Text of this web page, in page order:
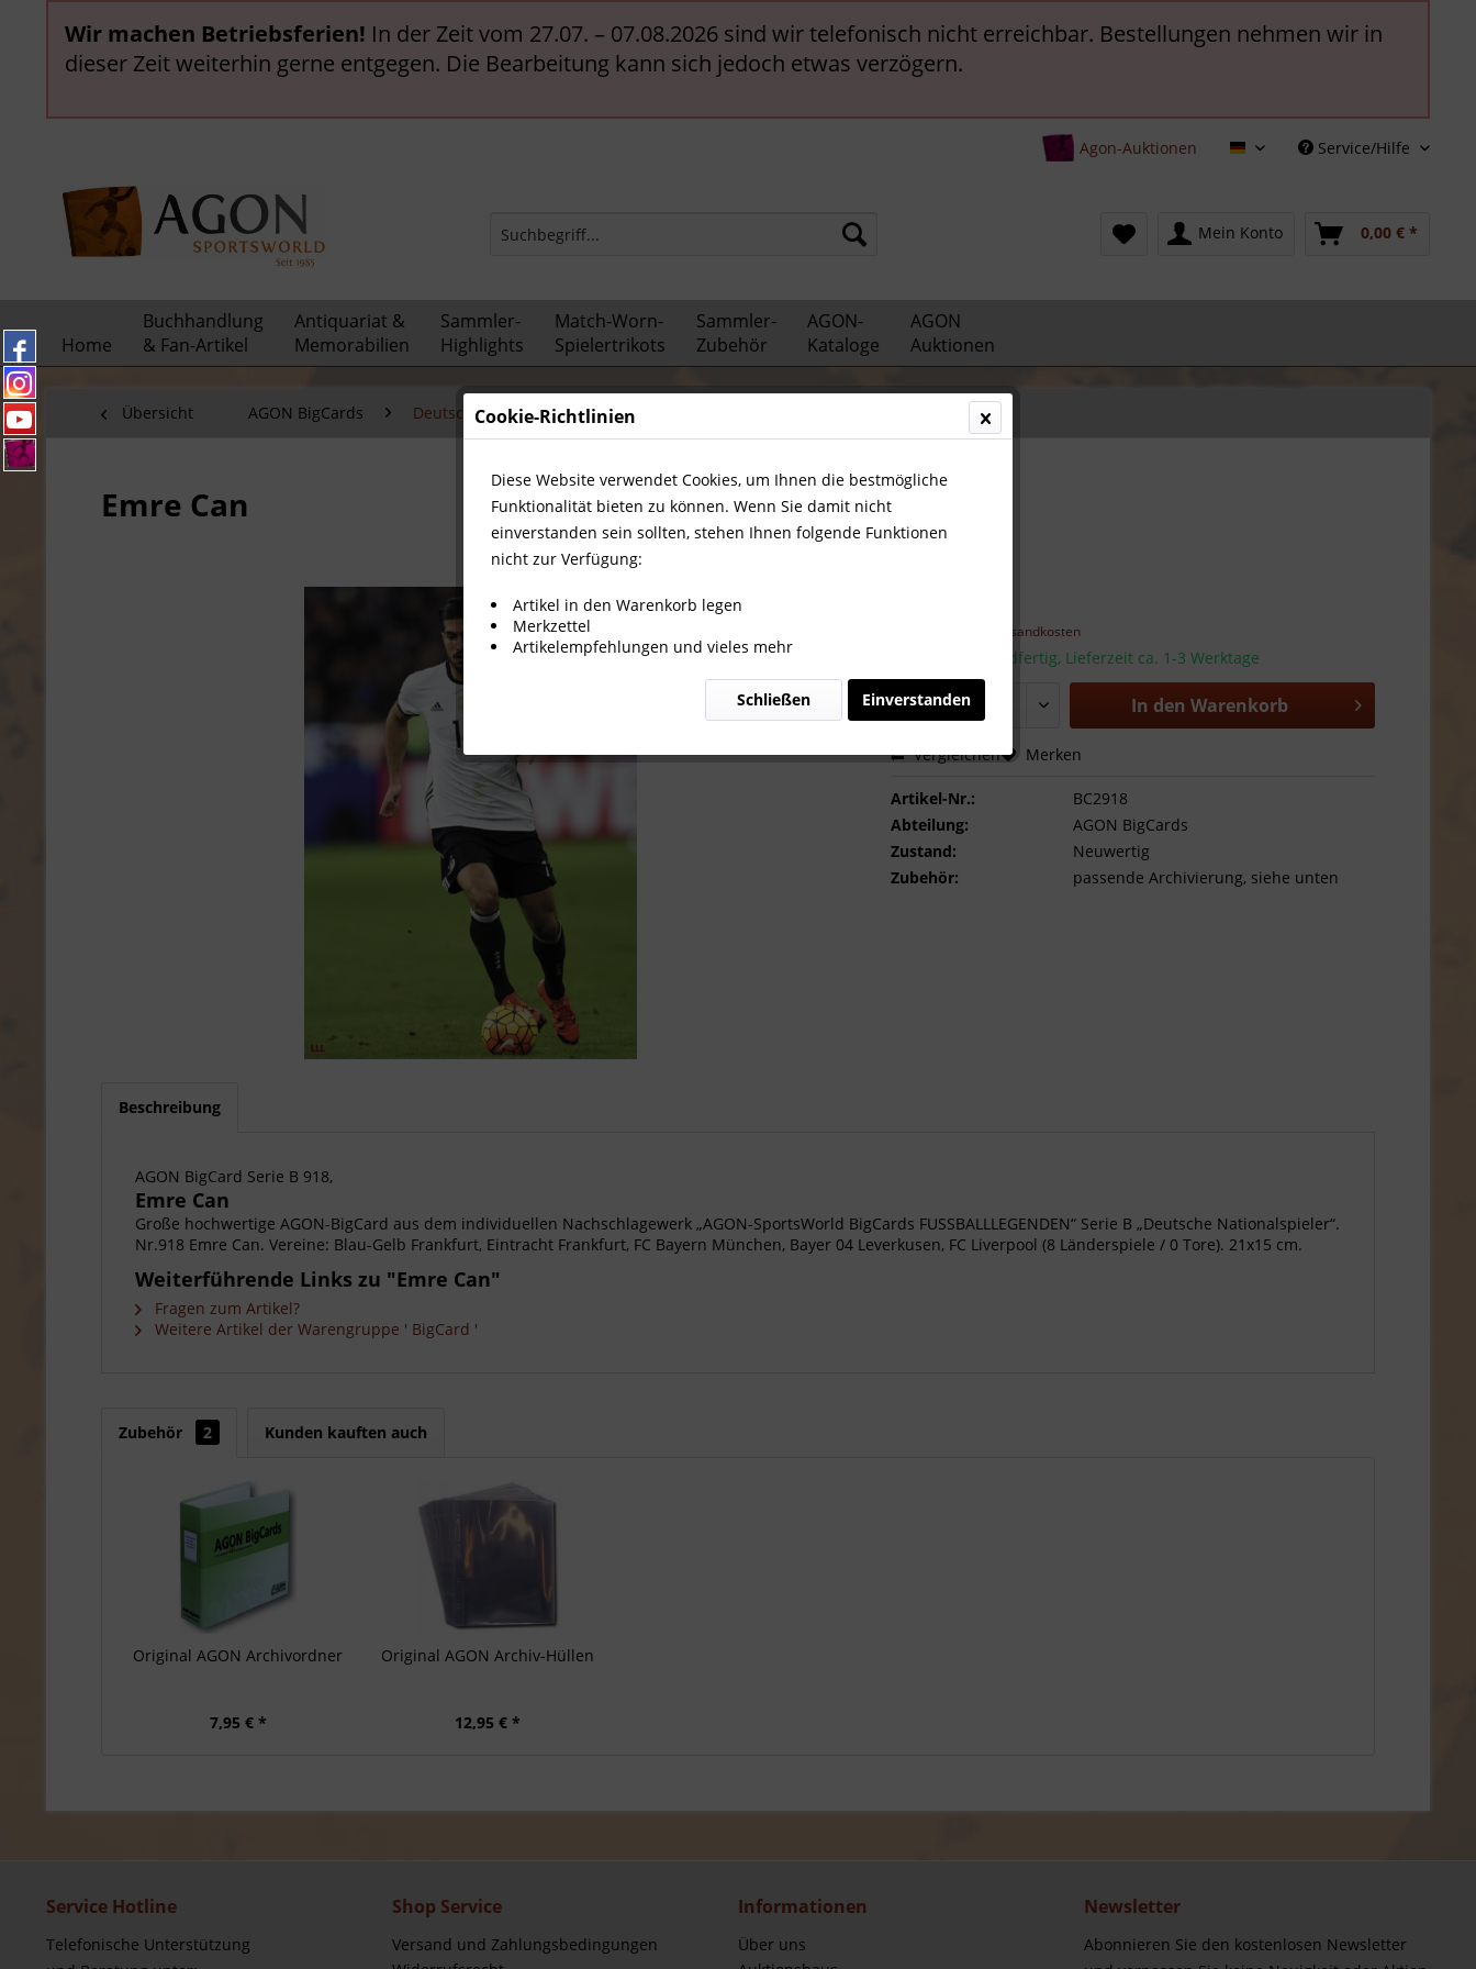
Wir machen Betriebsferien! In der Zeit vom 27.07. – 07.08.2026 sind wir telefonisch nicht erreichbar. Bestellungen nehmen wir in
dieser Zeit weiterhin gerne entgegen. Die Bearbeitung kann sich jedoch etwas verzögern.
Agon-Auktionen Deutsch Service/Hilfe
Mein Konto 0,00 € *
Home
Buchhandlung
& Fan-Artikel
Antiquariat &
Memorabilien
Sammler-
Highlights
Match-Worn-
Spielertrikots
Sammler-
Zubehör
AGON-
Kataloge
AGON
Auktionen
Übersicht AGON BigCards Deutsche Nationalspieler
Emre Can
zzgl. Versandkosten
Sofort versandfertig, Lieferzeit ca. 1-3 Werktage
In den Warenkorb
Vergleichen Merken
Artikel-Nr.:
BC2918
Abteilung:
AGON BigCards
Zustand:
Neuwertig
Zubehör:
passende Archivierung, siehe unten
Beschreibung
AGON BigCard Serie B 918,
Emre Can
Große hochwertige AGON-BigCard aus dem individuellen Nachschlagewerk „AGON-SportsWorld BigCards FUSSBALLLEGENDEN“ Serie B „Deutsche Nationalspieler“.
Nr.918 Emre Can. Vereine: Blau-Gelb Frankfurt, Eintracht Frankfurt, FC Bayern München, Bayer 04 Leverkusen, FC Liverpool (8 Länderspiele / 0 Tore). 21x15 cm.
Weiterführende Links zu "Emre Can"
Fragen zum Artikel?
Weitere Artikel der Warengruppe ' BigCard '
Zubehör 2 Kunden kauften auch
Original AGON Archivordner
7,95 € *
Original AGON Archiv-Hüllen
12,95 € *
Service Hotline
Telefonische Unterstützung
Shop Service
Versand und Zahlungsbedingungen
Informationen
Über uns
Newsletter
Abonnieren Sie den kostenlosen Newsletter
Cookie-Richtlinien
Diese Website verwendet Cookies, um Ihnen die bestmögliche
Funktionalität bieten zu können. Wenn Sie damit nicht
einverstanden sein sollten, stehen Ihnen folgende Funktionen
nicht zur Verfügung:
Artikel in den Warenkorb legen
Merkzettel
Artikelempfehlungen und vieles mehr
Einverstanden
Schließen